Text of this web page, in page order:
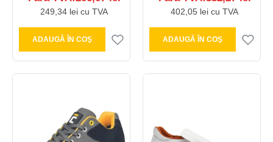
249,34 lei cu TVA
ADAUGĂ ÎN COŞ
402,05 lei cu TVA
ADAUGĂ ÎN COŞ